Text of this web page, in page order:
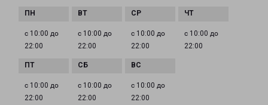
с 10:00 до
22:00
с 10:00 до
22:00
с 10:00 до
22:00
с 10:00 до
22:00
с 10:00 до
22:00
с 10:00 до
22:00
с 10:00 до
22:00